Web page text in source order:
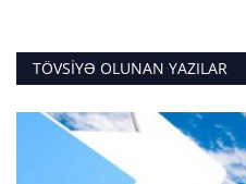
TÖVSIYƏ OLUNAN YAZILAR